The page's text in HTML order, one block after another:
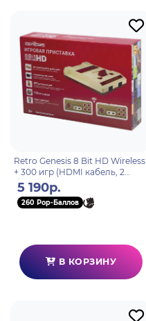
Retro Genesis 8 Bit HD Wireless
+ 300 игр (HDMI кабель, 2
беспроводных джойстика)
5 190р.
260 Pop-Баллов
В КОРЗИНУ